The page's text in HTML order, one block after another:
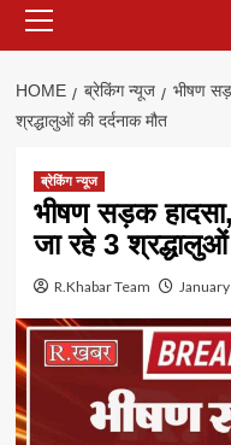
Menu
HOME ब्रेकिंग न्यूज
भीषण
श्रद्धालुओं की दर्दनाक मौत
ब्रेकिंग न्यूज
भीषण सड़क
जा रहे 3 श्रद्धालुओं
R.Khabar Team